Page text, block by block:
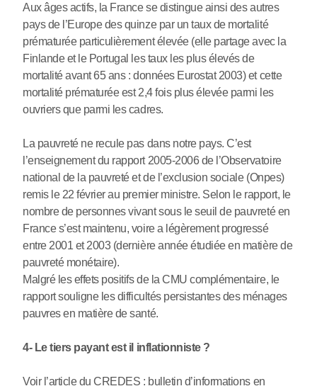
Aux âges actifs, la France se distingue ainsi des autres
pays de l’Europe des quinze par un taux de mortalité
prématurée particulièrement élevée (elle partage avec la
Finlande et le Portugal les taux les plus élevés de
mortalité avant 65 ans : données Eurostat 2003) et cette
mortalité prématurée est 2,4 fois plus élevée parmi les
ouvriers que parmi les cadres.
La pauvreté ne recule pas dans notre pays. C’est
l’enseignement du rapport 2005-2006 de l’Observatoire
national de la pauvreté et de l’exclusion sociale (Onpes)
remis le 22 février au premier ministre. Selon le rapport, le
nombre de personnes vivant sous le seuil de pauvreté en
France s’est maintenu, voire a légèrement progressé
entre 2001 et 2003 (dernière année étudiée en matière de
pauvreté monétaire).
Malgré les effets positifs de la CMU complémentaire, le
rapport souligne les difficultés persistantes des ménages
pauvres en matière de santé.
4- Le tiers payant est il inflationniste ?
Voir l’article du CREDES : bulletin d’informations en